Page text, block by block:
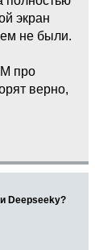
экран
не были.
про
верно,
Deepseekу?